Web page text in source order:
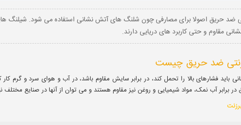
ضد حریق اصولا برای مصارفی چون شلنگ های آتش نشانی استفاده می شود‌. شیلنگ
مقاوم و حتی کاربرد های دریایی دارند.
ضد حریق چیست
باید فشارهای بالا را تحمل کند، در برابر سایش مقاوم باشد، در آب و هوای سرد و گرم
برابر آب نمک، مواد شیمیایی و روغن نیز مقاوم هستند و می توان از آنها در صنایع مختلف